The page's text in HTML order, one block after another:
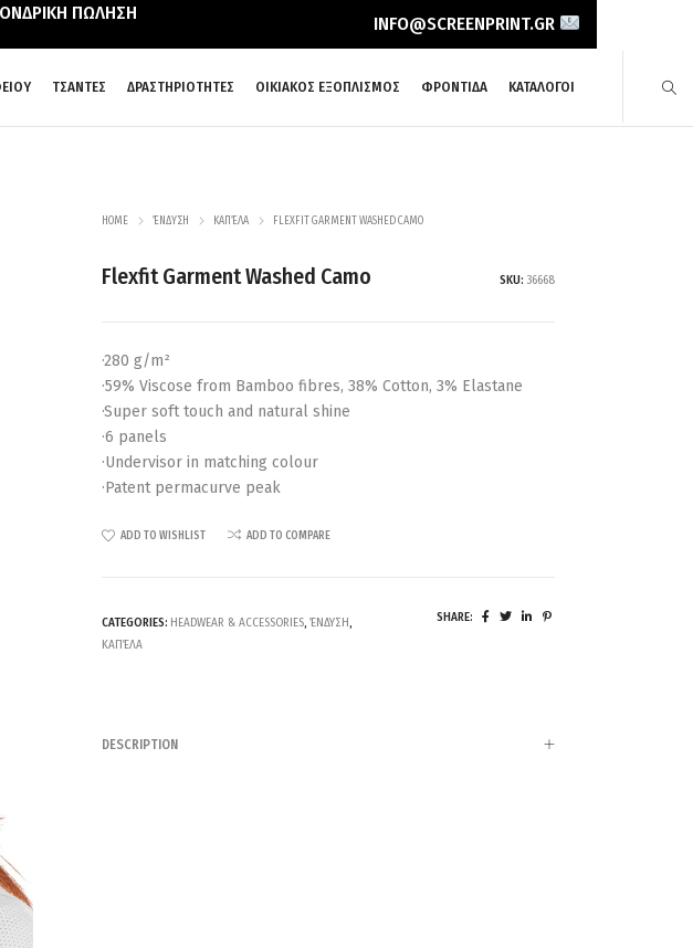
ΠΩΛΗΣΗ INFO@SCREENPRINT.GR
ΤΣΑΝΤΕΣ ΔΡΑΣΤΗΡΙΟΤΗΤΕΣ ΟΙΚΙΑΚΟΣ ΕΞΟΠΛΙΣΜΟΣ ΦΡΟΝΤΙΔΑ ΚΑΤΑΛΟΓΟΙ
HOME ΈΝΔΥΣΗ ΚΑΠΈΛΑ FLEXFIT GARMENT WASHED CAMO
Flexfit Garment Washed Camo SKU: 36668
·280 g/m²
·59% Viscose from Bamboo fibres, 38% Cotton, 3% Elastane
·Super soft touch and natural shine
·6 panels
·Undervisor in matching colour
·Patent permacurve peak
ADD TO WISHLIST ADD TO COMPARE
CATEGORIES: HEADWEAR & ACCESSORIES, ΈΝΔΥΣΗ,
ΚΑΠΈΛΑ
SHARE:
DESCRIPTION